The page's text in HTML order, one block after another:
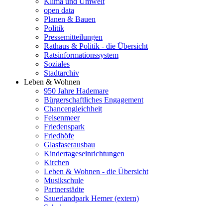
open data
Planen & Bauen
Politik
Pressemitteilungen
Rathaus & Politik - die Übersicht
Ratsinformationssystem
Soziales
Stadtarchiv
Leben & Wohnen
950 Jahre Hademare
Bürgerschaftliches Engagement
Chancengleichheit
Felsenmeer
Friedenspark
Friedhöfe
Glasfaserausbau
Kindertageseinrichtungen
Kirchen
Leben & Wohnen - die Übersicht
Musikschule
Partnerstädte
Sauerlandpark Hemer (extern)